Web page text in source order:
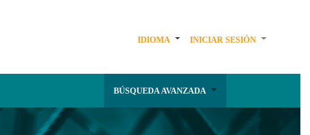
IDIOMA INICIAR SESIÓN
BÚSQUEDA AVANZADA